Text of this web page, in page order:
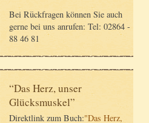
Bei Rückfragen können Sie auch
gerne bei uns anrufen: Tel: 02864 -
88 46 81
“Das Herz, unser
Glücksmuskel”
Direktlink zum Buch:"Das Herz,